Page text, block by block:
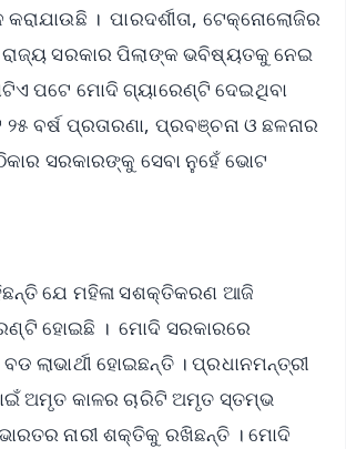
। ପାରଦର୍ଶୀତା, ଟେକ୍ନୋଲୋଜିର
ସରକାର ପିଲାଙ୍କ ଭବିଷ୍ୟତକୁ ନେଇ
ପଟେ ମୋଦି ଗ୍ୟାରେଣ୍ଟି ଦେଇଥିବା
ବର୍ଷ ପ୍ରତାରଣା, ପ୍ରବଞ୍ଚନା ଓ ଛଳନାର
ସରକାରଙ୍କୁ ସେବା ନୁହେଁ ଭୋଟ
ଯେ ମହିଳା ସଶକ୍ତିକରଣ ଆଜି
ହୋଇଛି । ମୋଦି ସରକାରରେ
ଲାଭାର୍ଥୀ ହୋଇଛନ୍ତି । ପ୍ରଧାନମନ୍ତ୍ରୀ
ଅମୃତ କାଳର ଚାରିଟି ଅମୃତ ସ୍ତମ୍ଭ
ନାରୀ ଶକ୍ତିକୁ ରଖିଛନ୍ତି । ମୋଦି